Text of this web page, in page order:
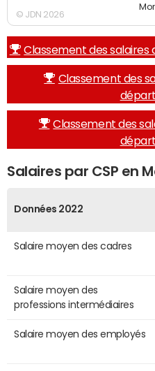
© JDN 2026
Classement des
Classement des
Classement des
Salaires par CSP en
Données 2022
Salaire moyen des cadres
Salaire moyen des
professions intermédiaires
Salaire moyen des employés